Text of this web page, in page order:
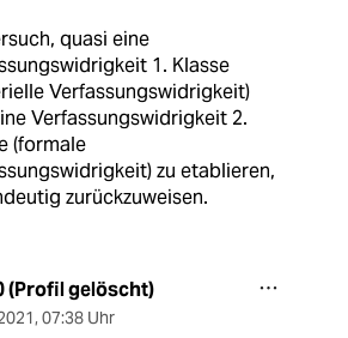
quasi eine
1. Klasse
Verfassungswidrigkeit)
Verfassungswidrigkeit 2.
(formale
zu etablieren,
zurückzuweisen.
(Profil gelöscht)
, 07:38 Uhr